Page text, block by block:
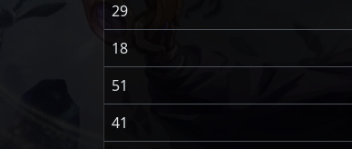
29
18
51
41